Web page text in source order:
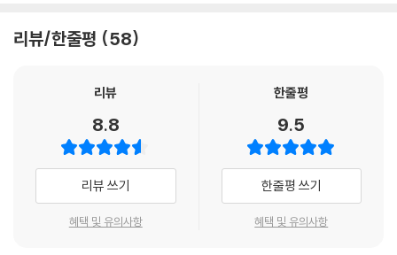
내가 어디로 향하고 있는지 모르겠고, 언제나 부족하다고만 느껴질 때. 과
시와 완벽이라는 창과 방패를 들고 집을 나서는 자신에게 언제부턴가 염증
아들러는 우선 자신을 직면할 것을 권한다. 항상 당신은 같은 자리에서 넘
어지지 않는지, 언제나 비교하고 비교당하며 살고 있지 않은지, 과거를 탓
하고 원래 성격이 이렇다며 회피하고 있는 것은 아닌지, 하지만 아들러는
말한다. 모든 것은 선택의 문제라고. 기억과 감정조차 선택할 수 있고, 상처
받지 않고 자란 사람은 없다고. 그러므로 당신에게 필요한 건 오직 용기와
행동뿐이라고. 그리고 또 하나의 손을 내민다. 세상과 연대하고 타인과 함
리뷰/한줄평 58
리뷰
8.8
리뷰 쓰기
혜택 및 유의사항
한줄평
9.5
한줄평 쓰기
혜택 및 유의사항